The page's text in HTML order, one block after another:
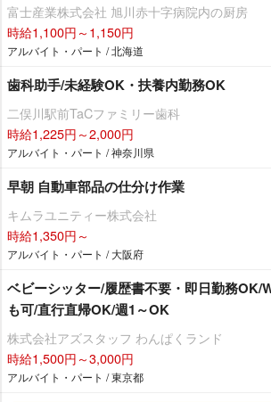
富士産業株式会社 旭川赤十字病院内の厨房
時給1,100円～1,150円
アルバイト・パート / 北海道
歯科助手/未経験OK・扶養内勤務OK
二俣川駅前TaCファミリー歯科
時給1,225円～2,000円
アルバイト・パート / 神奈川県
早朝 自動車部品の仕分け作業
キムラユニティー株式会社
時給1,350円～
アルバイト・パート / 大阪府
ベビーシッター/履歴書不要・即日勤務OK/
も可/直行直帰OK/週1～OK
株式会社アズスタッフ わんぱくランド
時給1,500円～3,000円
アルバイト・パート / 東京都